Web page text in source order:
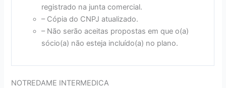
registrado na junta comercial.
– Cópia do CNPJ atualizado.
– Não serão aceitas propostas em que o(a)
sócio(a) não esteja incluído(a) no plano.
NOTREDAME INTERMEDICA